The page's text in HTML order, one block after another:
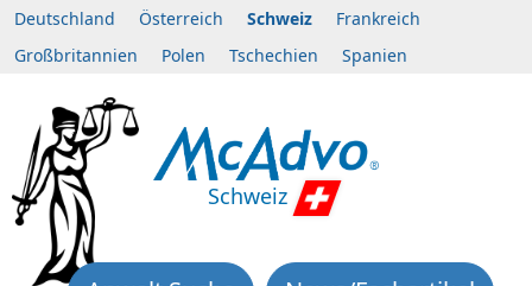
Deutschland Österreich Schweiz
Frankreich
Großbritannien
Polen Tschechien Spanien
Schweiz